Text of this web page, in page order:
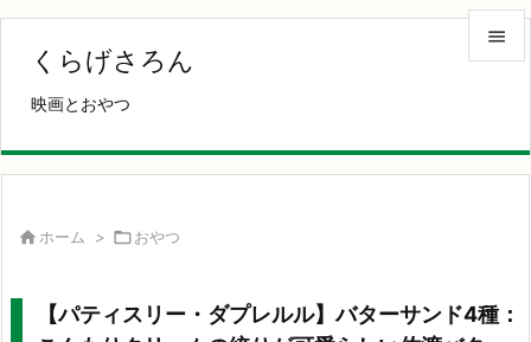
くらげさろん
映画とおやつ


サイド

 ホーム > おやつ
【パティスリー・ダプレルル】バターサンド4種：